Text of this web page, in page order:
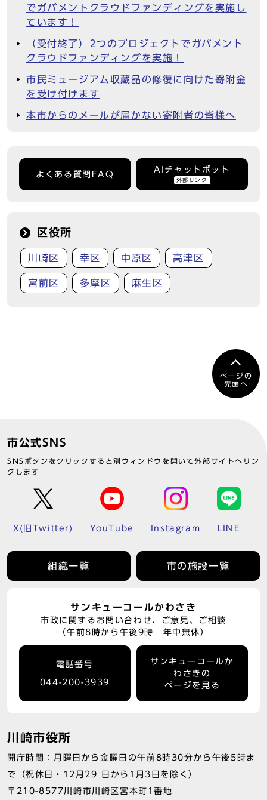
でガバメントクラウドファンディングを実施し
ています！
（受付終了）2つのプロジェクトでガバメント
クラウドファンディングを実施！
市民ミュージアム収蔵品の修復に向けた寄附金
を受け付けます
本市からのメールが届かない寄附者の皆様へ
よくある質問FAQ
AIチャットボット
外部リンク
区役所
川崎区 幸区 中原区 高津区
宮前区 多摩区 麻生区
ページの
先頭へ
市公式SNS
SNSボタンをクリックすると別ウィンドウを開いて外部サイトへリン
クします
X(旧Twitter) YouTube Instagram LINE
組織一覧 市の施設一覧
サンキューコールかわさき
市政に関するお問い合わせ、ご意見、ご相談
（午前8時から午後9時 年中無休）
電話番号
044-200-3939
サンキューコールか
わさきの
ページを見る
川崎市役所
開庁時間：月曜日から金曜日の午前8時30分から午後5時ま
で（祝休日・12月29 日から1月3日を除く）
〒210-8577川崎市川崎区宮本町1番地